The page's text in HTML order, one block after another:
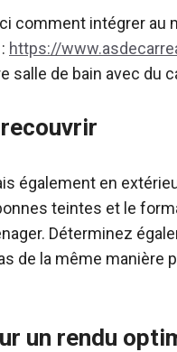
comment intégrer au
https://
salle de bain avec du
également en
teintes et le
Déterminez
de la même manière
un rendu